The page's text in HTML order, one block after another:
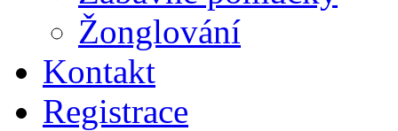
Žonglování
Kontakt
Registrace